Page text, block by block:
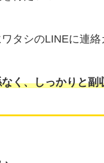
タシのLINEに連
く、しっかりと